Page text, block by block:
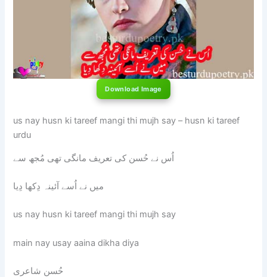
Download Image
us nay husn ki tareef mangi thi mujh say – husn ki tareef
urdu
اُس نے حُسن کی تعریف مانگی تھی مُجھ سے
میں نے اُسے آئینہ دِکھا دِیا
us nay husn ki tareef mangi thi mujh say
main nay usay aaina dikha diya
حُسن شاعری